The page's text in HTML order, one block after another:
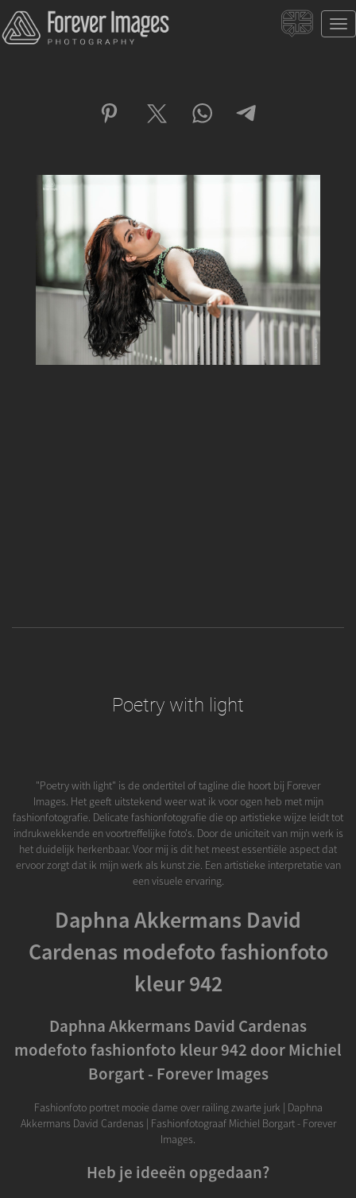
Poetry with light
"Poetry with light" is de ondertitel of tagline die hoort bij Forever
Images. Het geeft uitstekend weer wat ik voor ogen heb met mijn
fashionfotografie. Delicate fashionfotografie die op artistieke wijze leidt tot
indrukwekkende en voortreffelijke foto's. Door de uniciteit van mijn werk is
het duidelijk herkenbaar. Voor mij is dit het meest essentiële aspect dat
ervoor zorgt dat ik mijn werk als kunst zie. Een artistieke interpretatie van
een visuele ervaring.
Daphna Akkermans David
Cardenas modefoto fashionfoto
kleur 942
Daphna Akkermans David Cardenas
modefoto fashionfoto kleur 942 door Michiel
Borgart - Forever Images
Fashionfoto portret mooie dame over railing zwarte jurk | Daphna
Akkermans David Cardenas | Fashionfotograaf Michiel Borgart - Forever
Images.
Heb je ideeën opgedaan?